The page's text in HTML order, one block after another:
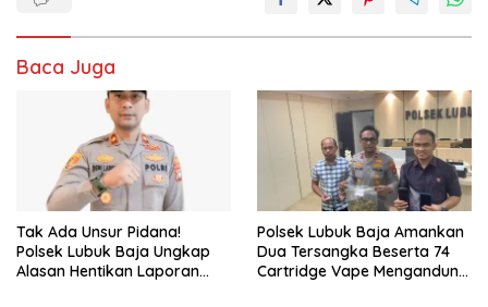
Baca Juga
Tak Ada Unsur Pidana!
Polsek Lubuk Baja Ungkap
Alasan Hentikan Laporan
Polsek Lubuk Baja Amankan
Dua Tersangka Beserta 74
Cartridge Vape Mengandung